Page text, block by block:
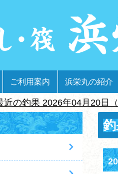
ご利用案内 浜栄丸の紹介
近の釣果 2026年04月20日（